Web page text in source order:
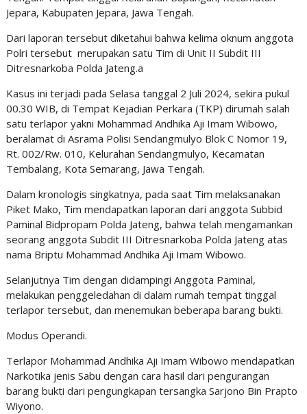
Jepara, Kabupaten Jepara, Jawa Tengah.
Dari laporan tersebut diketahui bahwa kelima oknum anggota
Polri tersebut merupakan satu Tim di Unit II Subdit III
Ditresnarkoba Polda Jateng.a
Kasus ini terjadi pada Selasa tanggal 2 Juli 2024, sekira pukul
00.30 WIB, di Tempat Kejadian Perkara (TKP) dirumah salah
satu terlapor yakni Mohammad Andhika Aji Imam Wibowo,
beralamat di Asrama Polisi Sendangmulyo Blok C Nomor 19,
Rt. 002/Rw. 010, Kelurahan Sendangmulyo, Kecamatan
Tembalang, Kota Semarang, Jawa Tengah.
Dalam kronologis singkatnya, pada saat Tim melaksanakan
Piket Mako, Tim mendapatkan laporan dari anggota Subbid
Paminal Bidpropam Polda Jateng, bahwa telah mengamankan
seorang anggota Subdit III Ditresnarkoba Polda Jateng atas
nama Briptu Mohammad Andhika Aji Imam Wibowo.
Selanjutnya Tim dengan didampingi Anggota Paminal,
melakukan penggeledahan di dalam rumah tempat tinggal
terlapor tersebut, dan menemukan beberapa barang bukti.
Modus Operandi.
Terlapor Mohammad Andhika Aji Imam Wibowo mendapatkan
Narkotika jenis Sabu dengan cara hasil dari pengurangan
barang bukti dari pengungkapan tersangka Sarjono Bin Prapto
Wiyono.